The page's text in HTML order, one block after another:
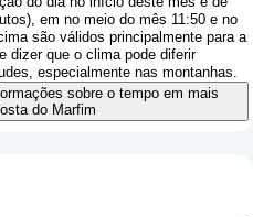
em no meio do mês 11:50 e no
são válidos principalmente para a
dizer que o clima pode diferir
especialmente nas montanhas.
sobre o tempo em mais
do Marfim